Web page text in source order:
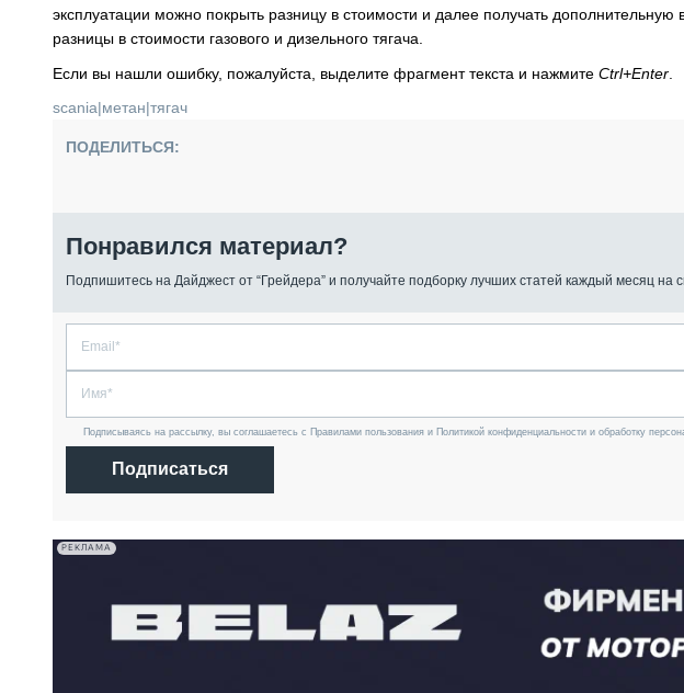
эксплуатации можно покрыть разницу в стоимости и далее получать
разницы в стоимости газового и дизельного тягача.
Если вы нашли ошибку, пожалуйста, выделите фрагмент текста и нажмите Ctrl+Enter
scania|метан|тягач
ПОДЕЛИТЬСЯ:
Понравился материал?
Подпишитесь на Дайджест от “Грейдера” и получайте подборку лучших статей каждый месяц на
Подписываясь на рассылку, вы соглашаетесь с Правилами пользования и Политикой конфиденциальности и обработку
Подписаться
РЕКЛАМА